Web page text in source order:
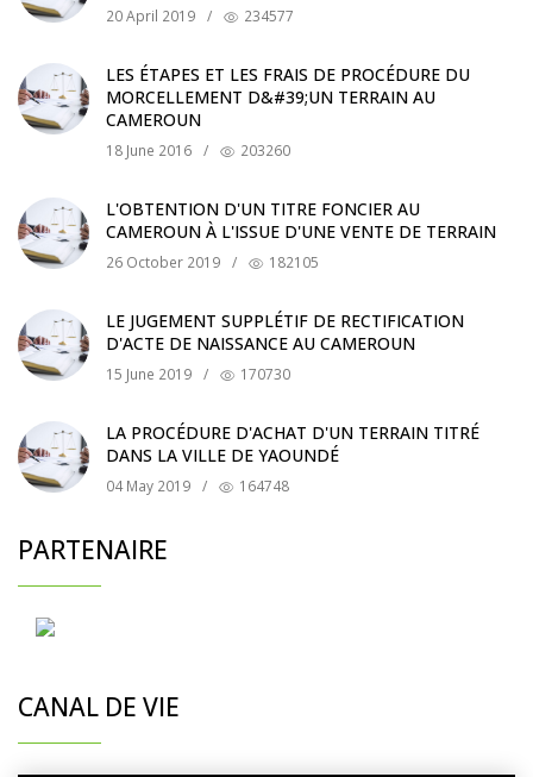
20 April 2019 / 234577
LES ÉTAPES ET LES FRAIS DE PROCÉDURE DU
MORCELLEMENT D&#39;UN TERRAIN AU
CAMEROUN
18 June 2016 / 203260
L'OBTENTION D'UN TITRE FONCIER AU
CAMEROUN À L'ISSUE D'UNE VENTE DE TERRAIN
26 October 2019 / 182105
LE JUGEMENT SUPPLÉTIF DE RECTIFICATION
D'ACTE DE NAISSANCE AU CAMEROUN
15 June 2019 / 170730
LA PROCÉDURE D'ACHAT D'UN TERRAIN TITRÉ
DANS LA VILLE DE YAOUNDÉ
04 May 2019 / 164748
PARTENAIRE
CANAL DE VIE